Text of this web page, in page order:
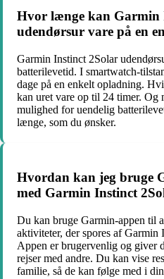
Hvor længe kan Garmin
udendørsur vare på en
Garmin Instinct 2Solar
batterilevetid. I smartwatch-
dage på en enkelt opladning.
kan uret vare op til 24 timer. Og
mulighed for uendelig
længe, som du ønsker.
Hvordan kan jeg bruge
med Garmin Instinct
Du kan bruge Garmin-appen til
aktiviteter, der spores af Garmin
Appen er brugervenlig og giver
rejser med andre. Du kan vise
familie, så de kan følge med i